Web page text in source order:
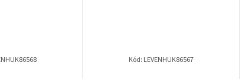
Kód: LEVENHUK86567